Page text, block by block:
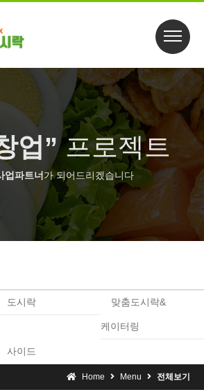
업”프로젝트
업파트너가 되어드리겠습니다
도시락 맞춤도시락&
케이터링
사이드
Home Menu 전체보기